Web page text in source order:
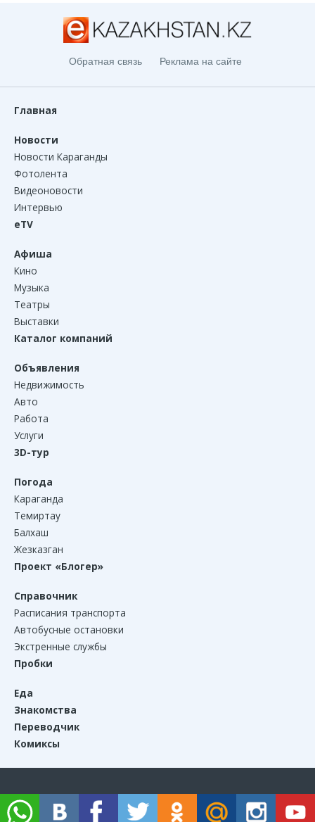
Обратная связь Реклама на сайте
Главная
Новости
Новости Караганды
Фотолента
Видеоновости
Интервью
eTV
Афиша
Кино
Музыка
Театры
Выставки
Каталог компаний
Объявления
Недвижимость
Авто
Работа
Услуги
3D-тур
Погода
Караганда
Темиртау
Балхаш
Жезказган
Проект «Блогер»
Справочник
Расписания транспорта
Автобусные остановки
Экстренные службы
Пробки
Еда
Знакомства
Переводчик
Комиксы